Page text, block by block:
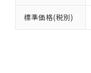
標準価格(税別)